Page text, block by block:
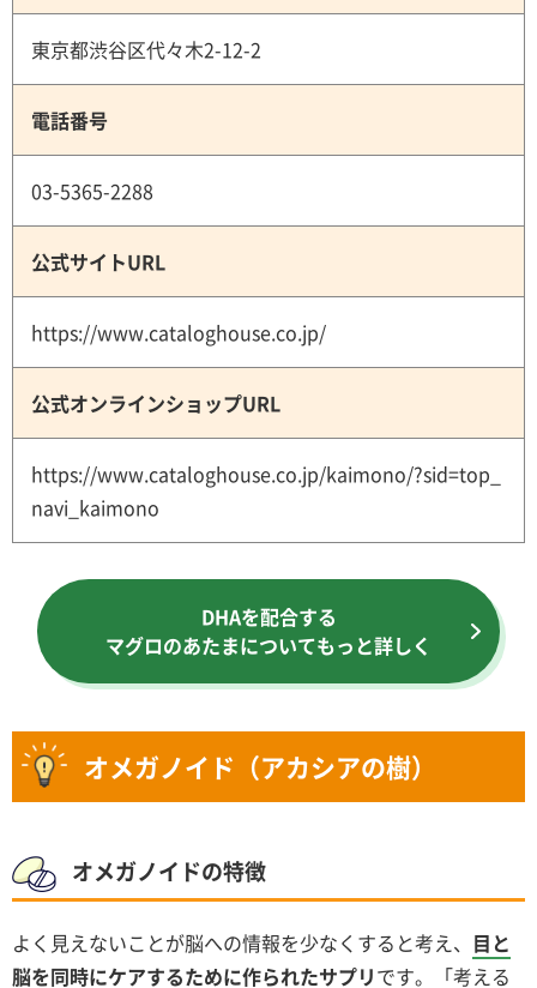
東京都渋谷区代々木2-12-2
電話番号
03-5365-2288
公式サイトURL
https://www.cataloghouse.co.jp/
公式オンラインショップURL
https://www.cataloghouse.co.jp/kaimono/?sid=top_
navi_kaimono
DHAを配合する
マグロのあたまについてもっと詳しく
オメガノイド（アカシアの樹）
オメガノイドの特徴
よく見えないことが脳への情報を少なくすると考え、 目と
脳を同時にケアするために作られたサプリです。「考える